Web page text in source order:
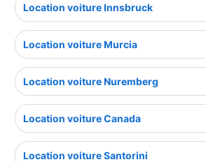
Location voiture Innsbruck
Location voiture Murcia
Location voiture Nuremberg
Location voiture Canada
Location voiture Santorini